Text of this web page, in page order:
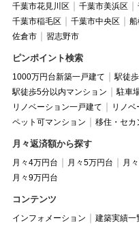
千葉市花見川区 千葉市美浜区
千葉市稲毛区
千葉市中央区
佐倉市
習志野市
ピンポイント検索
1000万円台新築一戸建て
駅徒
駅徒歩5分以内マンション
駐車
リノベーション一戸建て
リノベ
ペット可マンション
移住・セカ
月々返済額から探す
月々4万円台 月々5万円台 月
月々9万円台
コンテンツ
インフォメーション 建築実績一